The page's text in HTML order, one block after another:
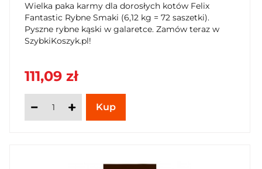
Wielka paka karmy dla dorosłych kotów Felix
Fantastic Rybne Smaki (6,12 kg = 72 saszetki).
Pyszne rybne kąski w galaretce. Zamów teraz w
SzybkiKoszyk.pl!
111,09 zł